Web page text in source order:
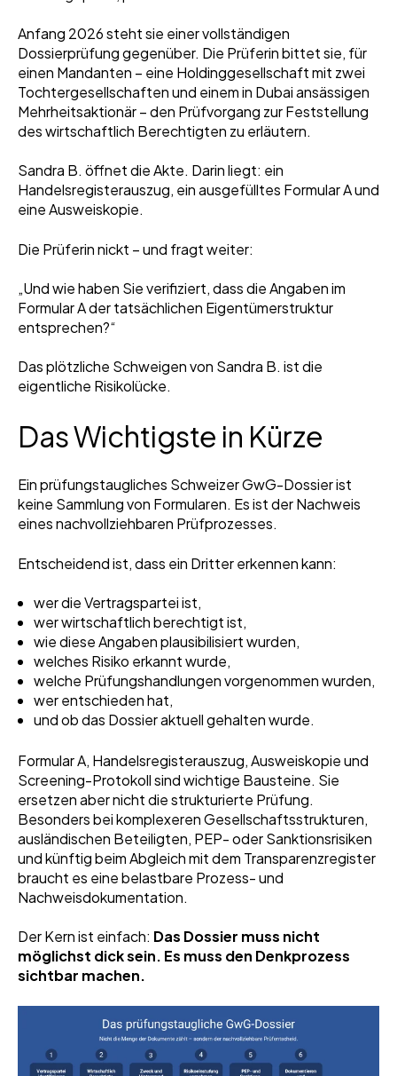
Anfang 2026 steht sie einer vollständigen
Dossierprüfung gegenüber. Die Prüferin bittet sie, für
einen Mandanten – eine Holdinggesellschaft mit zwei
Tochtergesellschaften und einem in Dubai ansässigen
Mehrheitsaktionär – den Prüfvorgang zur Feststellung
des wirtschaftlich Berechtigten zu erläutern.
Sandra B. öffnet die Akte. Darin liegt: ein
Handelsregisterauszug, ein ausgefülltes Formular A und
eine Ausweiskopie.
Die Prüferin nickt – und fragt weiter:
„Und wie haben Sie verifiziert, dass die Angaben im
Formular A der tatsächlichen Eigentümerstruktur
entsprechen?“
Das plötzliche Schweigen von Sandra B. ist die
eigentliche Risikolücke.
Das Wichtigste in Kürze
Ein prüfungstaugliches Schweizer GwG-Dossier ist
keine Sammlung von Formularen. Es ist der Nachweis
eines nachvollziehbaren Prüfprozesses.
Entscheidend ist, dass ein Dritter erkennen kann:
wer die Vertragspartei ist,
wer wirtschaftlich berechtigt ist,
wie diese Angaben plausibilisiert wurden,
welches Risiko erkannt wurde,
welche Prüfungshandlungen vorgenommen wurden,
wer entschieden hat,
und ob das Dossier aktuell gehalten wurde.
Formular A, Handelsregisterauszug, Ausweiskopie und
Screening-Protokoll sind wichtige Bausteine. Sie
ersetzen aber nicht die strukturierte Prüfung.
Besonders bei komplexeren Gesellschaftsstrukturen,
ausländischen Beteiligten, PEP- oder Sanktionsrisiken
und künftig beim Abgleich mit dem Transparenzregister
braucht es eine belastbare Prozess- und
Nachweisdokumentation.
Der Kern ist einfach: Das Dossier muss nicht
möglichst dick sein. Es muss den Denkprozess
sichtbar machen.